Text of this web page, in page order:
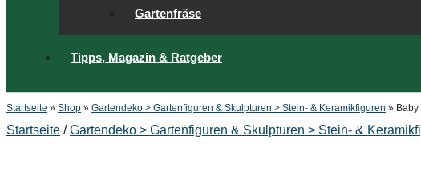
Gartenfräse
Tipps, Magazin & Ratgeber
Startseite » Shop » Gartendeko > Gartenfiguren & Skulpturen > Stein- & Keramikfiguren »
Startseite /Gartendeko > Gartenfiguren & Skulpturen > Stein- &